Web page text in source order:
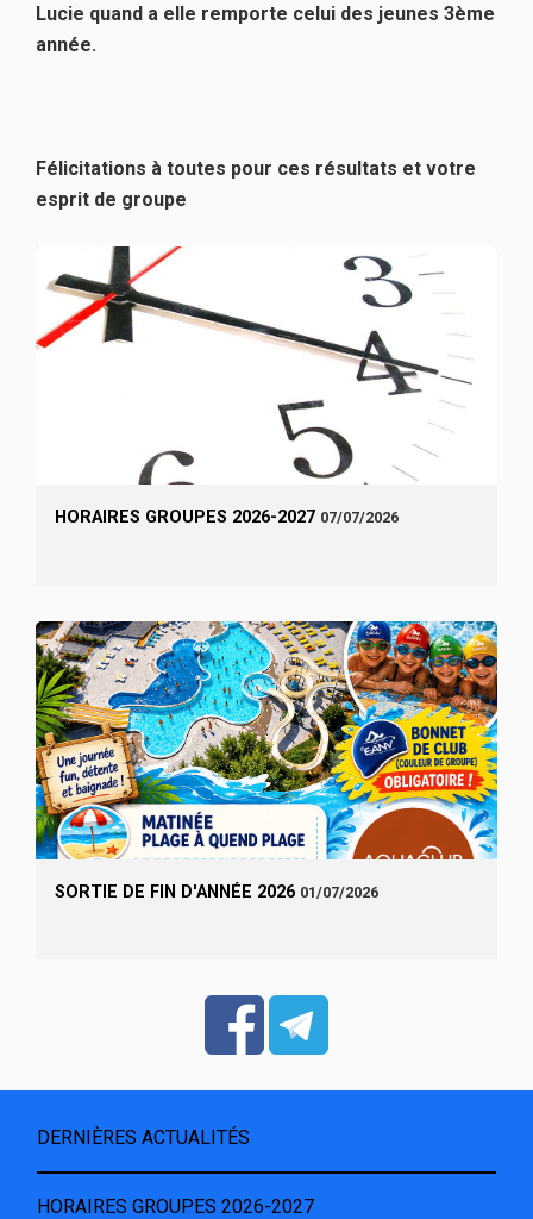
Lucie quand a elle remporte celui des jeunes 3ème
année.
Félicitations à toutes pour ces résultats et votre
esprit de groupe
HORAIRES GROUPES 2026-2027 07/07/2026
SORTIE DE FIN D'ANNÉE 2026 01/07/2026
DERNIÈRES ACTUALITÉS
HORAIRES GROUPES 2026-2027